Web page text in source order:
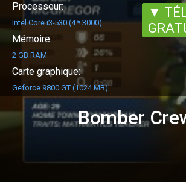
Processeur:
Intel Core i3-530 (4 * 3000)
Mémoire:
2 GB RAM
Carte graphique:
Geforce 9800 GT (1024 MB)
Bomber
▼